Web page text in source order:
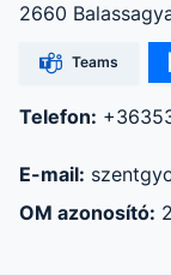
2660
Teams
Telefon:
E-mail:
OM azonosító: